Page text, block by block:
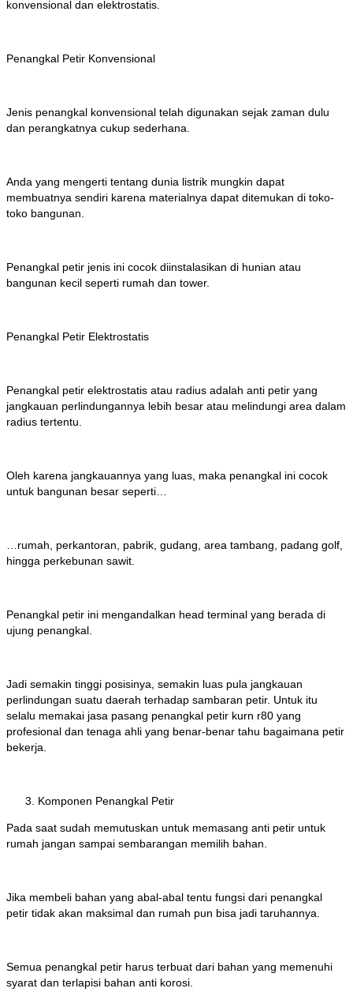
konvensional dan elektrostatis.
Penangkal Petir Konvensional
Jenis penangkal konvensional telah digunakan sejak zaman dulu
dan perangkatnya cukup sederhana.
Anda yang mengerti tentang dunia listrik mungkin dapat
membuatnya sendiri karena materialnya dapat ditemukan di toko-
toko bangunan.
Penangkal petir jenis ini cocok diinstalasikan di hunian atau
bangunan kecil seperti rumah dan tower.
Penangkal Petir Elektrostatis
Penangkal petir elektrostatis atau radius adalah anti petir yang
jangkauan perlindungannya lebih besar atau melindungi area dalam
radius tertentu.
Oleh karena jangkauannya yang luas, maka penangkal ini cocok
untuk bangunan besar seperti…
…rumah, perkantoran, pabrik, gudang, area tambang, padang golf,
hingga perkebunan sawit.
Penangkal petir ini mengandalkan head terminal yang berada di
ujung penangkal.
Jadi semakin tinggi posisinya, semakin luas pula jangkauan
perlindungan suatu daerah terhadap sambaran petir. Untuk itu
selalu memakai jasa pasang penangkal petir kurn r80 yang
profesional dan tenaga ahli yang benar-benar tahu bagaimana petir
bekerja.
Komponen Penangkal Petir
Pada saat sudah memutuskan untuk memasang anti petir untuk
rumah jangan sampai sembarangan memilih bahan.
Jika membeli bahan yang abal-abal tentu fungsi dari penangkal
petir tidak akan maksimal dan rumah pun bisa jadi taruhannya.
Semua penangkal petir harus terbuat dari bahan yang memenuhi
syarat dan terlapisi bahan anti korosi.